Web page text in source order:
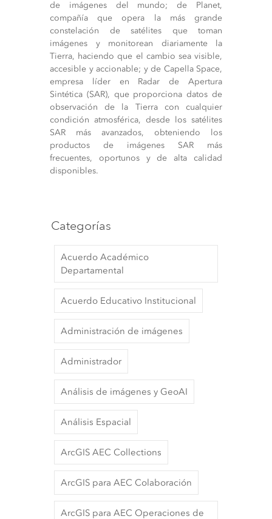
de imágenes del mundo; de Planet,
compañía que opera la más grande
constelación de satélites que toman
imágenes y monitorean diariamente la
Tierra, haciendo que el cambio sea visible,
accesible y accionable; y de Capella Space,
empresa líder en Radar de Apertura
Sintética (SAR), que proporciona datos de
observación de la Tierra con cualquier
condición atmosférica, desde los satélites
SAR más avanzados, obteniendo los
productos de imágenes SAR más
frecuentes, oportunos y de alta calidad
disponibles.
Categorías
Acuerdo Académico
Departamental
Acuerdo Educativo Institucional
Administración de imágenes
Administrador
Análisis de imágenes y GeoAI
Análisis Espacial
ArcGIS AEC Collections
ArcGIS para AEC Colaboración
ArcGIS para AEC Operaciones de